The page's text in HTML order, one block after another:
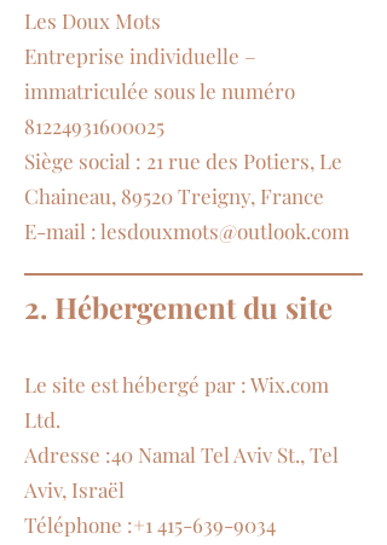
Les Doux Mots
Entreprise individuelle –
immatriculée sous le numéro
81224931600025
Siège social : 21 rue des Potiers, Le
Chaineau, 89520 Treigny, France
E-mail : lesdouxmots@outlook.com
2. Hébergement du site
Le site est hébergé par : Wix.com
Ltd.
Adresse :40 Namal Tel Aviv St., Tel
Aviv, Israël
Téléphone :+1 415-639-9034